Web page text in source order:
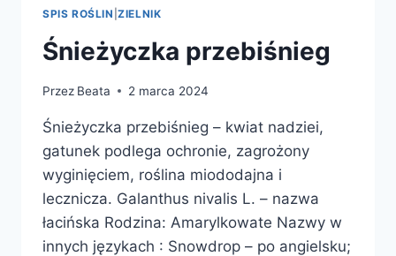
SPIS ROŚLIN |ZIELNIK
Śnieżyczka przebiśnieg
Przez Beata 2 marca 2024
Śnieżyczka przebiśnieg – kwiat nadziei,
gatunek podlega ochronie, zagrożony
wyginięciem, roślina miododajna i
lecznicza. Galanthus nivalis L. – nazwa
łacińska Rodzina: Amarylkowate Nazwy w
innych językach : Snowdrop – po angielsku;